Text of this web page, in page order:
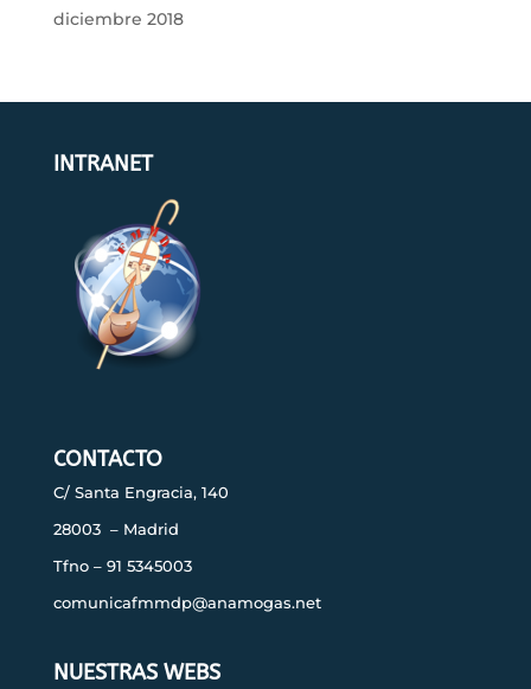
diciembre 2018
INTRANET
CONTACTO
C/ Santa Engracia, 140
28003 – Madrid
Tfno – 91 5345003
comunicafmmdp@anamogas.net
NUESTRAS WEBS